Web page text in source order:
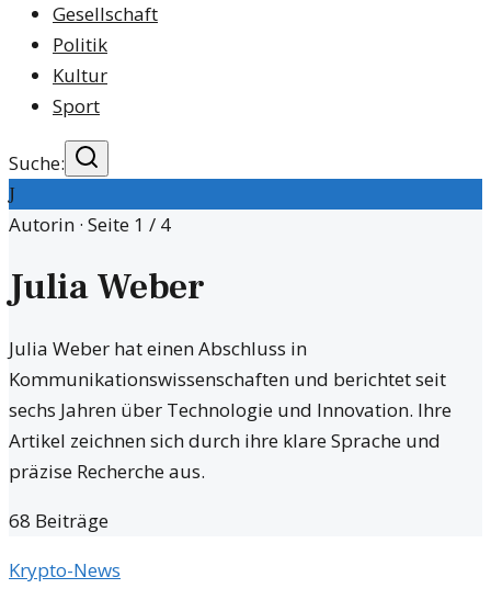
Gesellschaft
Politik
Kultur
Sport
Suche:
J
Autorin · Seite 1 / 4
Julia Weber
Julia Weber hat einen Abschluss in
Kommunikationswissenschaften und berichtet seit
sechs Jahren über Technologie und Innovation. Ihre
Artikel zeichnen sich durch ihre klare Sprache und
präzise Recherche aus.
68 Beiträge
Krypto-News